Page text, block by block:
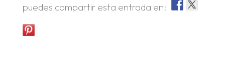
puedes compartir esta entrada en: